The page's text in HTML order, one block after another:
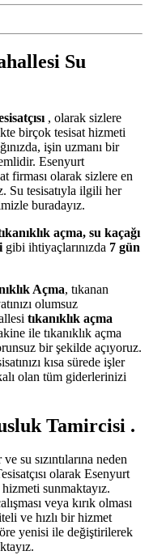
Su
, olarak sizlere
birçok tesisat hizmeti
işin uzmanı bir
Esenyurt
firması olarak sizlere en
Su tesisatıyla ilgili her
buradayız.
açma, su kaçağı
gibi ihtiyaçlarınızda 7 gün
Açma, tıkanan
olumsuz
tıkanıklık açma
ile tıkanıklık açma
bir şekilde açıyoruz.
kısa sürede işler
olan tüm giderlerinizi
Tamircisi .
su sızıntılarına neden
olarak Esenyurt
sunmaktayız.
veya kırık olması
ve hızlı bir hizmet
yenisi ile değiştirilerek